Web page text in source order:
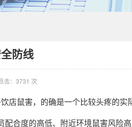
防线
击：3731 次
店鼠害，的确是一个比较头疼的实
合度的高低、附近环境鼠害风险